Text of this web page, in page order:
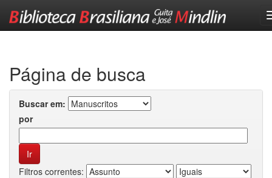
Página de busca
Buscar em:
por
Filtros correntes: